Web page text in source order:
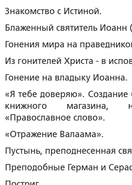
Знакомство с Истиной.
Блаженный святитель
Гонения мира на
Из гонителей Христа - в
Гонение на владыку Иоанна.
«Я тебе доверяю». Создание
книжного магазина,
«Православное слово».
«Отражение Валаама».
Пустынь, преподнесенная
Преподобные Герман и